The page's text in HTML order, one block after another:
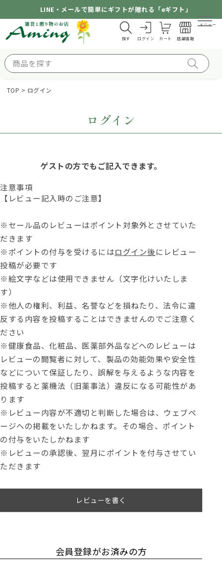
LINE・メールで簡単にギフトが贈れる「eギフト」
探す ログイン カート 店舗情報
メニュー
TOP ログイン
ログイン
ゲストの方でもご記入できます。
注意事項
【レビュー記入時のご注意】
※セール品のレビューはポイント対象外とさせていた
だきます
※ポイントの付与を受けるにはログイン後にレビュー
投稿が必要です
※絵文字などは使用できません（文字化けいたしま
す）
※他人の権利、利益、名誉などを損ねたり、法令に違
反する内容を投稿することはできませんのでご注意く
ださい
※健康食品、化粧品、医薬部外品などへのレビューは
レビューの閲覧者に対して、製品の効能効果や安全性
などについて保証したり、誤解を与えるような内容を
投稿すると薬機法（旧薬事法）違反になる可能性があ
ります
※レビュー内容が不適切と判断した場合は、ウェブペ
ージへの掲載をいたしかねます。その場合、ポイント
の付与をいたしかねます
※レビューの承認後、翌月にポイントを付与させてい
ただきます
レビューを書く
会員登録がお済みの方